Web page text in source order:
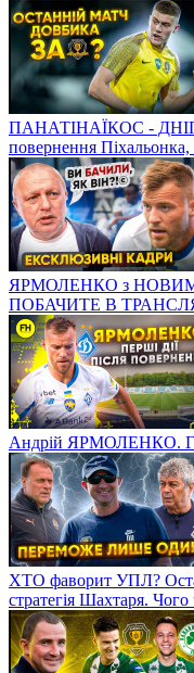
ПАНАТІНАЇКОС -
повернення
ЯРМОЛЕНКО з
ПОБАЧИТЕ В
Андрій ЯРМОЛЕНКО.
ХТО фаворит УПЛ?
стратегія Шахтаря.